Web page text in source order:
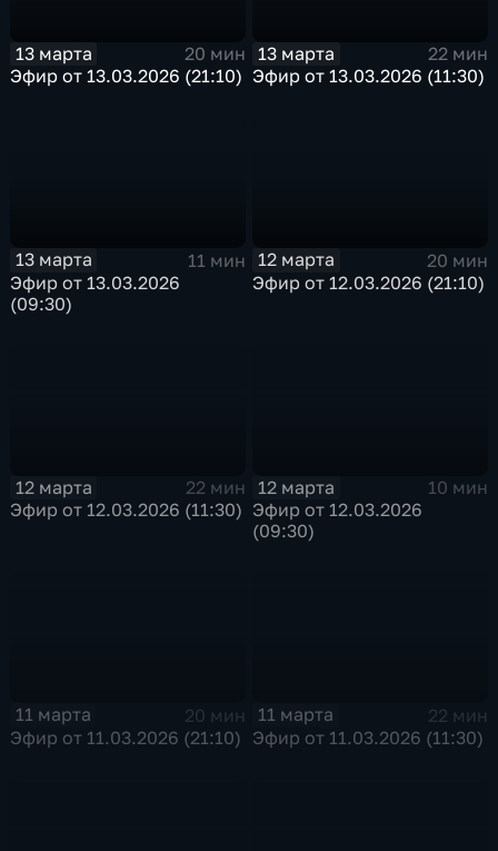
13 марта
20 мин
Эфир от 13.03.2026 (21:10)
13 марта
22 мин
Эфир от 13.03.2026 (11:30)
13 марта
11 мин
Эфир от 13.03.2026
(09:30)
12 марта
20 мин
Эфир от 12.03.2026 (21:10)
12 марта
22 мин
Эфир от 12.03.2026 (11:30)
12 марта
10 мин
Эфир от 12.03.2026
(09:30)
11 марта
20 мин
Эфир от 11.03.2026 (21:10)
11 марта
22 мин
Эфир от 11.03.2026 (11:30)